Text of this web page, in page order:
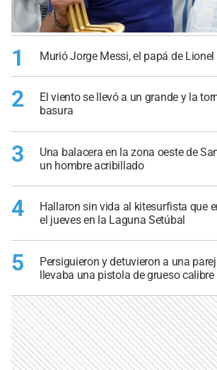
1 Murió Jorge Messi, el papá de
2
El viento se llevó a un grande y la
basura
3
Una balacera en la zona oeste de
un hombre acribillado
4
Hallaron sin vida al kitesurfista que
el jueves en la Laguna Setúbal
5
Persiguieron y detuvieron a una
llevaba una pistola de grueso calibre